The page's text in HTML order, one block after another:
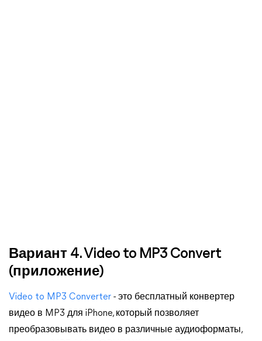
Вариант 4. Video to MP3 Convert
(приложение)
Video to MP3 Converter - это бесплатный конвертер
видео в MP3 для iPhone, который позволяет
преобразовывать видео в различные аудиоформаты,